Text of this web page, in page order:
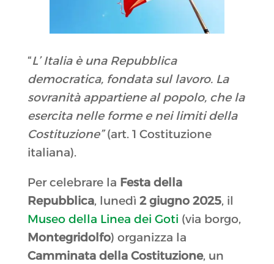
“L’ Italia è una Repubblica
democratica, fondata sul lavoro. La
sovranità appartiene al popolo, che la
esercita nelle forme e nei limiti della
Costituzione”(art. 1 Costituzione
italiana).
Per celebrare la Festa della
Repubblica, lunedì 2 giugno 2025, il
Museo della Linea dei Goti (via borgo,
Montegridolfo) organizza la
Camminata della Costituzione, un